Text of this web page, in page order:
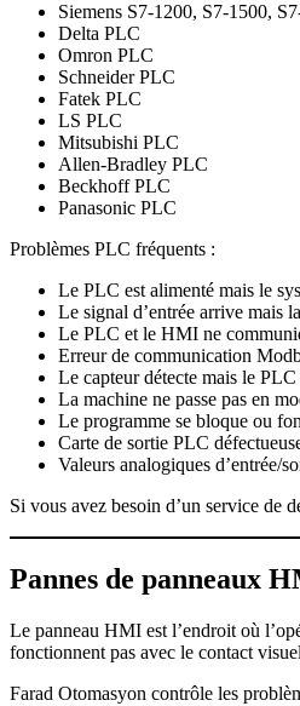
Siemens S7-1200, S7-1500,
Delta PLC
Omron PLC
Schneider PLC
Fatek PLC
LS PLC
Mitsubishi PLC
Allen-Bradley PLC
Beckhoff PLC
Panasonic PLC
Problèmes PLC fréquents :
Le PLC est alimenté mais le
Le signal d’entrée arrive mais
Le PLC et le HMI ne
Erreur de communication
Le capteur détecte mais le
La machine ne passe pas en
Le programme se bloque ou
Carte de sortie PLC
Valeurs analogiques d’entrée/
Si vous avez besoin d’un service de
Pannes de panneaux
Le panneau HMI est l’endroit où
fonctionnent pas avec le contact
Farad Otomasyon contrôle les